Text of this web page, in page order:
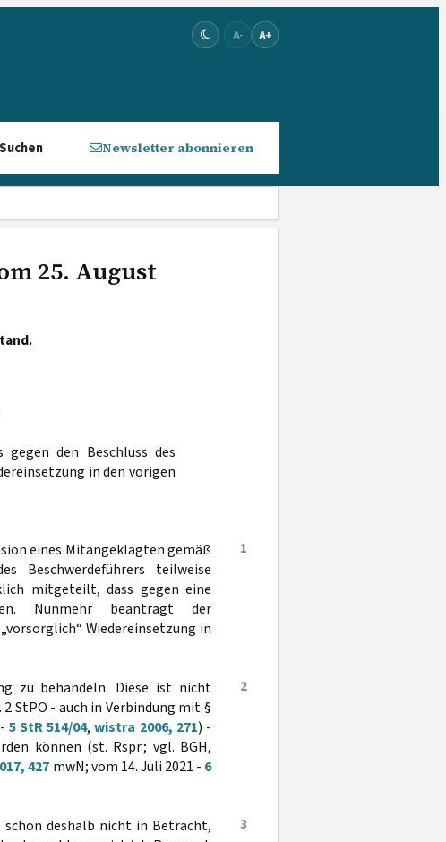
A- A+
Suchen Newsletter abonnieren
25. August
gegen den Beschluss des
in den vorigen
1
eines Mitangeklagten gemäß
Beschwerdeführers teilweise
mitgeteilt, dass gegen eine
Nunmehr beantragt der
Wiedereinsetzung in
2
zu behandeln. Diese ist nicht
2 StPO - auch in Verbindung mit §
5 StR 514/04,wistra 2006, 271) -
können (st. Rspr.; vgl. BGH,
427 mwN; vom 14. Juli 2021 - 6
3
deshalb nicht in Betracht,